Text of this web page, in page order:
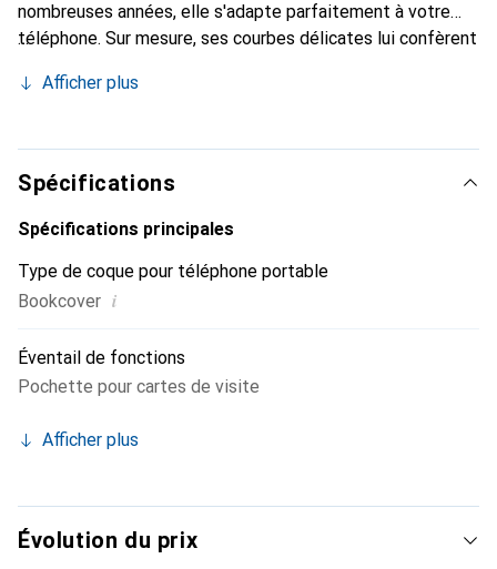
nombreuses années, elle s'adapte parfaitement à votre
téléphone. Sur mesure, ses courbes délicates lui confèrent
et indispensable pour votre smartphone. Reconnaissable à
marque Noreve est un choix sûr pour une clientèle
exigeante.
Afficher plus
Spécifications
Spécifications principales
Type de coque pour téléphone portable
Bookcover i
Éventail de fonctions
Pochette pour cartes de visite
Afficher plus
Évolution du prix